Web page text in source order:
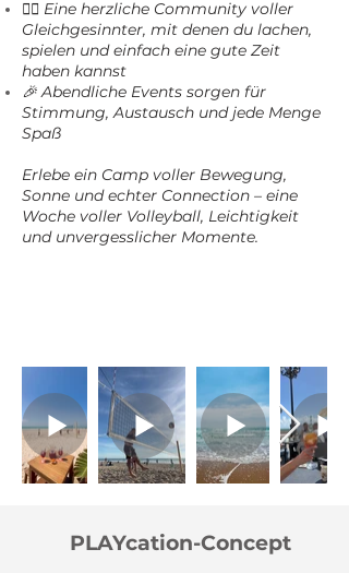
👯‍♀️ Eine herzliche Community voller
Gleichgesinnter, mit denen du lachen,
spielen und einfach eine gute Zeit
haben kannst
🎉 Abendliche Events sorgen für
Stimmung, Austausch und jede Menge
Spaß
Erlebe ein Camp voller Bewegung,
Sonne und echter Connection – eine
Woche voller Volleyball, Leichtigkeit
und unvergesslicher Momente.
PLAYcation-Concept